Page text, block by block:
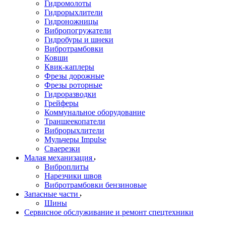
Гидромолоты
Гидрорыхлители
Гидроножницы
Вибропогружатели
Гидробуры и шнеки
Вибротрамбовки
Ковши
Квик-каплеры
Фрезы дорожные
Фрезы роторные
Гидроразводки
Грейферы
Коммунальное оборудование
Траншеекопатели
Виброрыхлители
Мульчеры Impulse
Сваерезки
Малая механизация
Виброплиты
Нарезчики швов
Вибротрамбовки бензиновые
Запасные части
Шины
Сервисное обслуживание и ремонт спецтехники